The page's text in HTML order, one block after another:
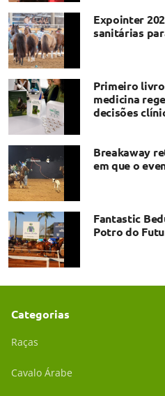
Expointer
sanitárias
Primeiro
medicina
decisões
Breakaway
em que o
Fantastic
Potro do
Categorias
Raças
Cavalo Árabe